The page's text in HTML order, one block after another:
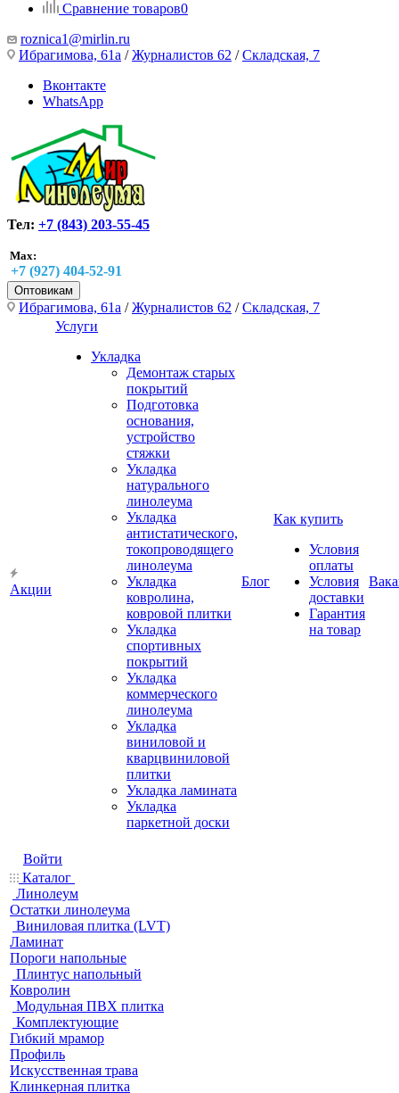
Сравнение товаров0
roznica1@mirlin.ru
Ибрагимова, 61а /Журналистов 62 /Складская, 7
Вконтакте
WhatsApp
Тел: +7 (843) 203-55-45
Max:
+7 (927) 404-52-91
Оптовикам
Ибрагимова, 61а /Журналистов 62 /Складская, 7
Акции
Услуги
Укладка
Демонтаж старых
покрытий
Подготовка
основания,
устройство
стяжки
Укладка
натурального
линолеума
Укладка
антистатического,
токопроводящего
линолеума
Укладка
ковролина,
ковровой плитки
Укладка
спортивных
покрытий
Укладка
коммерческого
линолеума
Укладка
виниловой и
кварцвиниловой
плитки
Укладка ламината
Укладка
паркетной доски
Блог
Как купить
Условия
оплаты
Условия
доставки
Гарантия
на товар
Войти
Каталог
Линолеум
Остатки линолеума
Виниловая плитка (LVT)
Ламинат
Пороги напольные
Плинтус напольный
Ковролин
Модульная ПВХ плитка
Комплектующие
Гибкий мрамор
Профиль
Искусственная трава
Клинкерная плитка